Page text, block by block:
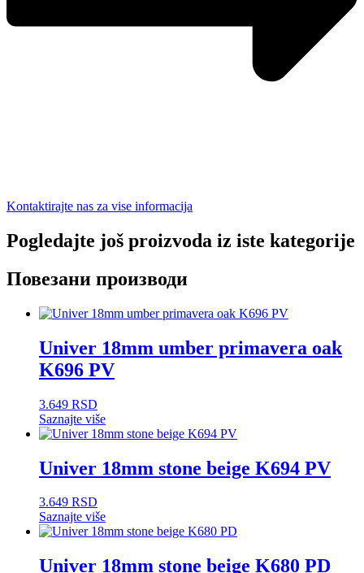
Kontaktirajte nas za vise informacija
Pogledajte još proizvoda iz iste kategorije
Повезани производи
Univer 18mm umber primavera oak
K696 PV
3.649 RSD
Saznajte više
Univer 18mm stone beige K694 PV
3.649 RSD
Saznajte više
Univer 18mm stone beige K680 PD